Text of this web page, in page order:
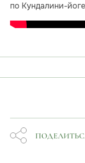
по Кундалини-